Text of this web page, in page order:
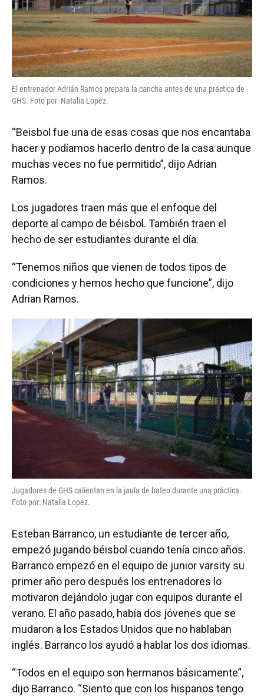
El entrenador Adrián Ramos prepara la cancha antes de una práctica de
GHS. Foto por: Natalia Lopez.
“Beisbol fue una de esas cosas que nos encantaba
hacer y podíamos hacerlo dentro de la casa aunque
muchas veces no fue permitido”, dijo Adrian
Ramos.
Los jugadores traen más que el enfoque del
deporte al campo de béisbol. También traen el
hecho de ser estudiantes durante el día.
“Tenemos niños que vienen de todos tipos de
condiciones y hemos hecho que funcione”, dijo
Adrian Ramos.
Jugadores de GHS calientan en la jaula de bateo durante una práctica.
Foto por: Natalia Lopez.
Esteban Barranco, un estudiante de tercer año,
empezó jugando béisbol cuando tenía cinco años.
Barranco empezó en el equipo de junior varsity su
primer año pero después los entrenadores lo
motivaron dejándolo jugar con equipos durante el
verano. El año pasado, había dos jóvenes que se
mudaron a los Estados Unidos que no hablaban
inglés. Barranco los ayudó a hablar los dos idiomas.
“Todos en el equipo son hermanos básicamente”,
dijo Barranco. “Siento que con los hispanos tengo